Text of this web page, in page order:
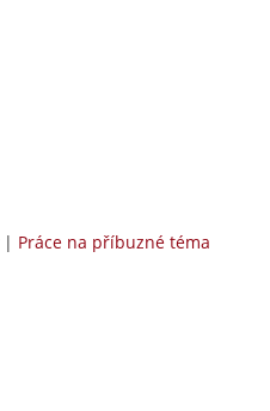
| Práce na příbuzné téma